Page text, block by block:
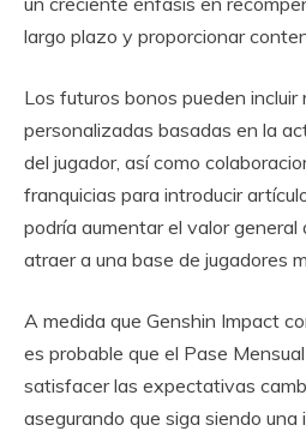
largo plazo y proporcionar
Los futuros bonos pueden incluir
personalizadas basadas en la
del jugador, así como
franquicias para introducir
podría aumentar el valor general
atraer a una base de jugadores
A medida que Genshin Impact
es probable que el Pase
satisfacer las expectativas
asegurando que siga siendo